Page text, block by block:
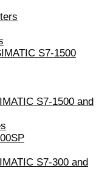
S7-1500
S7-1500 and
S7-300 and